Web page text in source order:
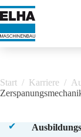
Zum
Inhalt
springen
Start / Karriere /